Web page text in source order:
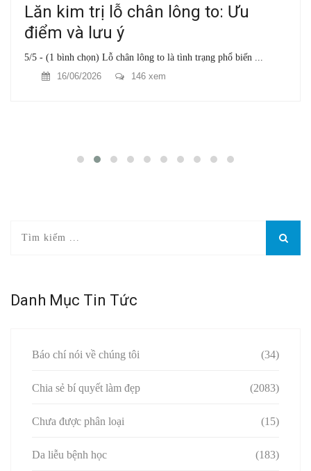
Lăn kim trị lỗ chân lông to: Ưu
điểm và lưu ý
5/5 - (1 bình chọn) Lỗ chân lông to là tình trạng phổ biến ...
16/06/2026
146 xem
Danh Mục Tin Tức
Báo chí nói về chúng tôi (34)
Chia sẻ bí quyết làm đẹp (2083)
Chưa được phân loại (15)
Da liễu bệnh học (183)